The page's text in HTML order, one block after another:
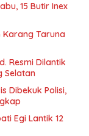
15 Butir Inex
Karang Taruna
Resmi Dilantik
Selatan
Dibekuk Polisi,
Egi Lantik 12